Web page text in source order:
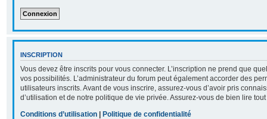
INSCRIPTION
Vous devez être inscrits pour vous connecter. L’inscription ne prend que
vos possibilités. L’administrateur du forum peut également accorder des
utilisateurs inscrits. Avant de vous inscrire, assurez-vous d’avoir pris
d’utilisation et de notre politique de vie privée. Assurez-vous de bien lire
Conditions d’utilisation | Politique de confidentialité